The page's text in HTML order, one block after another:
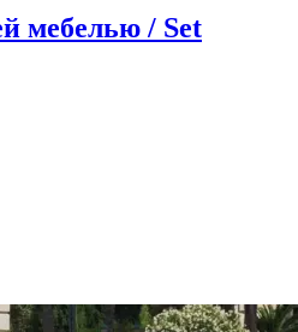
мебелью / Set